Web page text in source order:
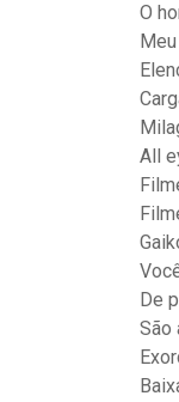
O
All
De
São